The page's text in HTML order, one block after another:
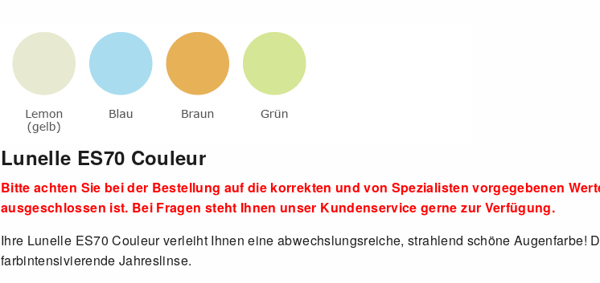
Lunelle ES70 Couleur
Bitte achten Sie bei der Bestellung auf die korrekten und von Spezialisten vorgegebenen
ausgeschlossen ist. Bei Fragen steht Ihnen unser Kundenservice gerne zur Verfügung.
Ihre Lunelle ES70 Couleur verleiht Ihnen eine abwechslungsreiche, strahlend schöne Augenfarbe!
farbintensivierende Jahreslinse.